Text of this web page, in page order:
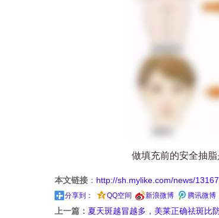
做填充前的安全抽脂
本文链接 ： http://sh.mylike.com/news/
分享到： QQ空间 新浪微博 腾讯微博
上一篇： 夏天斑越冒越多，美莱正确祛斑比